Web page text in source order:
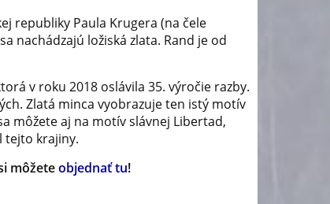
republiky Paula Krugera (na čele
nachádzajú ložiská zlata. Rand je od
v roku 2018 oslávila 35. výročie razby.
Zlatá minca vyobrazuje ten istý motív
môžete aj na motív slávnej Libertad,
tejto krajiny.
môžeteobjednať tu!